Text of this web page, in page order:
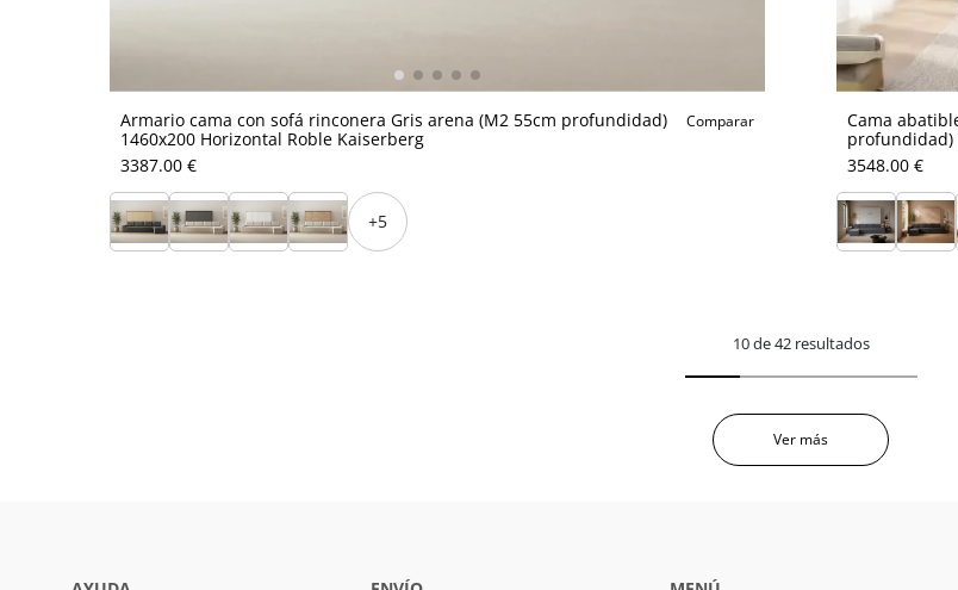
Armario cama con sofá rinconera Gris arena (M2 55cm profundidad)
1460x200 Horizontal Roble Kaiserberg
Comparar
3387.00 €
+5
Cama
profundidad)
3548.00 €
10 de 42 resultados
Ver más